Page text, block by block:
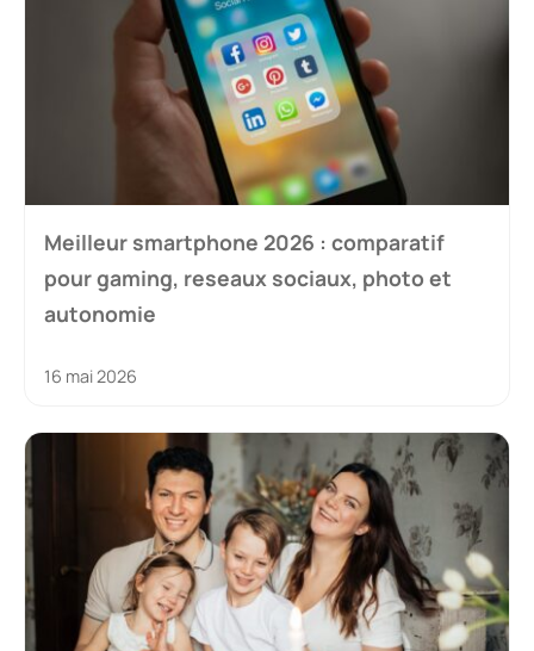
Meilleur smartphone 2026 : comparatif
pour gaming, reseaux sociaux, photo et
autonomie
16 mai 2026